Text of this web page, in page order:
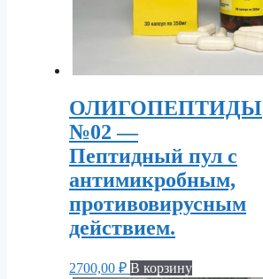
ОЛИГОПЕПТИДЫ
№02 —
Пептидный пул с
антимикробным,
противовирусным
действием.
2700,00 ₽ В корзину